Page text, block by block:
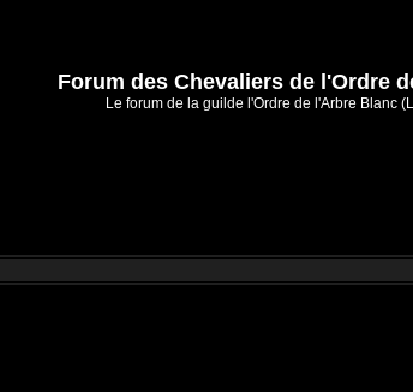
Forum des Chevaliers de l'Ordre
Le forum de la guilde l'Ordre de l'Arbre Blanc